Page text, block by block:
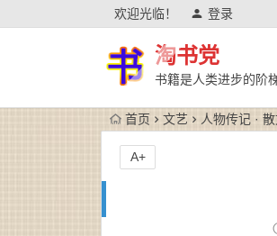
欢迎光临！ 登录
淘书党
书籍是人类进步的阶
首页 文艺 人物传记 ·
A+